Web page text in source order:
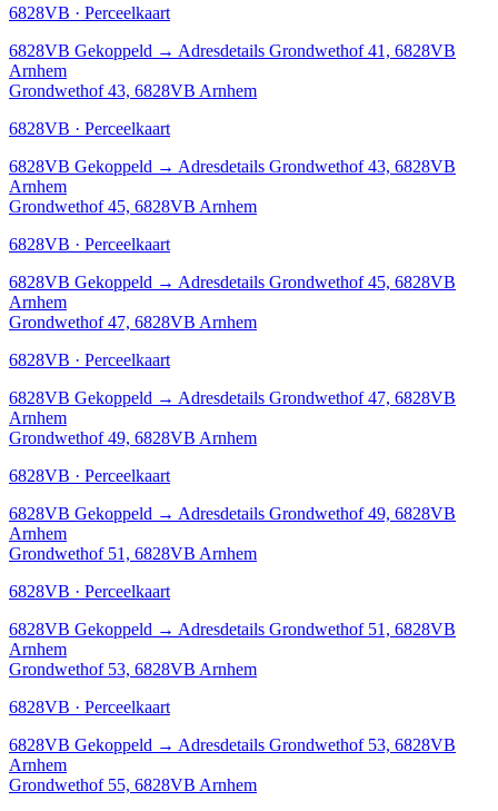
6828VB · Perceelkaart
6828VB Gekoppeld → Adresdetails Grondwethof 41, 6828VB
Arnhem
Grondwethof 43, 6828VB Arnhem
6828VB · Perceelkaart
6828VB Gekoppeld → Adresdetails Grondwethof 43, 6828VB
Arnhem
Grondwethof 45, 6828VB Arnhem
6828VB · Perceelkaart
6828VB Gekoppeld → Adresdetails Grondwethof 45, 6828VB
Arnhem
Grondwethof 47, 6828VB Arnhem
6828VB · Perceelkaart
6828VB Gekoppeld → Adresdetails Grondwethof 47, 6828VB
Arnhem
Grondwethof 49, 6828VB Arnhem
6828VB · Perceelkaart
6828VB Gekoppeld → Adresdetails Grondwethof 49, 6828VB
Arnhem
Grondwethof 51, 6828VB Arnhem
6828VB · Perceelkaart
6828VB Gekoppeld → Adresdetails Grondwethof 51, 6828VB
Arnhem
Grondwethof 53, 6828VB Arnhem
6828VB · Perceelkaart
6828VB Gekoppeld → Adresdetails Grondwethof 53, 6828VB
Arnhem
Grondwethof 55, 6828VB Arnhem